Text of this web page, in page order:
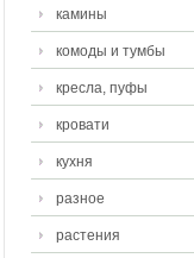
камины
комоды и тумбы
кресла, пуфы
кровати
кухня
разное
растения